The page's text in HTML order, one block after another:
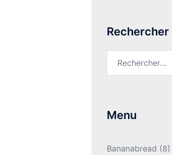
Rechercher
Menu
Bananabread (8)